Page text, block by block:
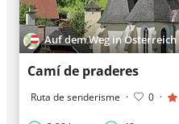
Auf dem Weg in Österreich
Camí de praderes
Ruta de senderisme · 0 ·